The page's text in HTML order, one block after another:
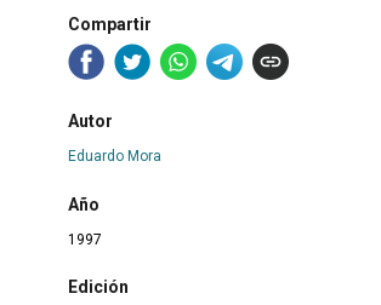
Compartir
Autor
Eduardo Mora
Año
1997
Edición